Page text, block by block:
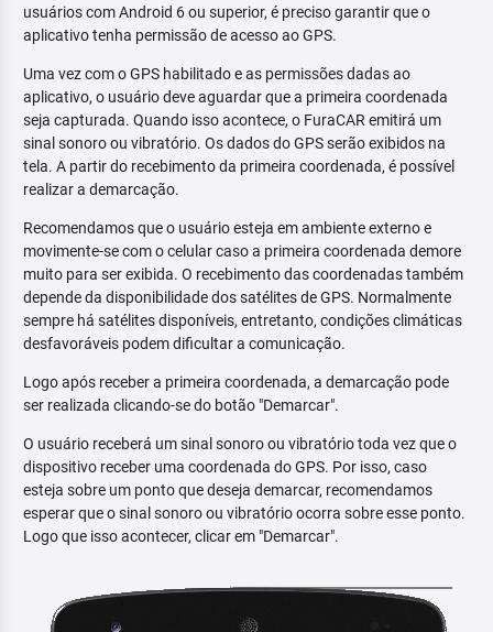
usuários com Android 6 ou superior, é preciso garantir que o
aplicativo tenha permissão de acesso ao GPS.
Uma vez com o GPS habilitado e as permissões dadas ao
aplicativo, o usuário deve aguardar que a primeira coordenada
seja capturada. Quando isso acontece, o FuraCAR emitirá um
sinal sonoro ou vibratório. Os dados do GPS serão exibidos na
tela. A partir do recebimento da primeira coordenada, é possível
realizar a demarcação.
Recomendamos que o usuário esteja em ambiente externo e
movimente-se com o celular caso a primeira coordenada demore
muito para ser exibida. O recebimento das coordenadas também
depende da disponibilidade dos satélites de GPS. Normalmente
sempre há satélites disponíveis, entretanto, condições climáticas
desfavoráveis podem dificultar a comunicação.
Logo após receber a primeira coordenada, a demarcação pode
ser realizada clicando-se do botão "Demarcar".
O usuário receberá um sinal sonoro ou vibratório toda vez que o
dispositivo receber uma coordenada do GPS. Por isso, caso
esteja sobre um ponto que deseja demarcar, recomendamos
esperar que o sinal sonoro ou vibratório ocorra sobre esse ponto.
Logo que isso acontecer, clicar em "Demarcar".